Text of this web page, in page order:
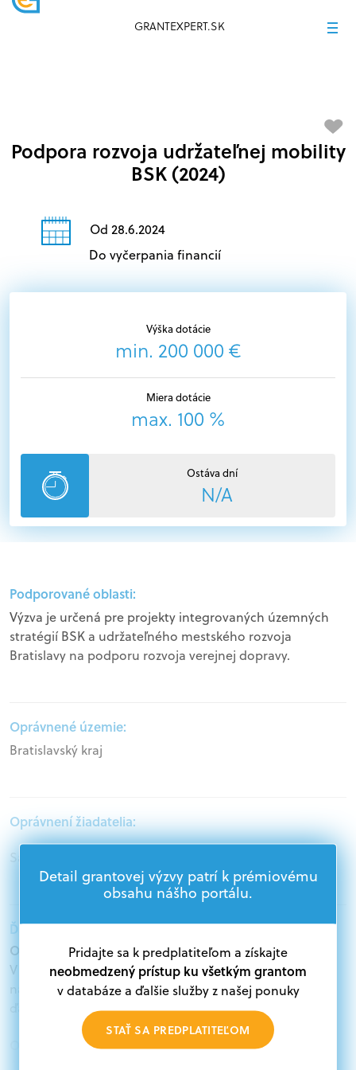
GRANTEXPERT.SK
Výška dotácie
min. 200 000 €
Miera dotácie
max. 100 %
Ostáva dní
N/A
Podpora rozvoja udržateľnej mobility
BSK (2024)
Od 28.6.2024
Do vyčerpania financií
Podporované oblasti:
Výzva je určená pre projekty integrovaných územných
stratégií BSK a udržateľného mestského rozvoja
Bratislavy na podporu rozvoja verejnej dopravy.
Oprávnené územie:
Bratislavský kraj
Oprávnení žiadatelia:
Samospráva
Ďalšie informácie:
Oprávnení žiadatelia:
V databáze grantov a dotácií na portáli Grantexpert.sk
nájdete aktuálne výzvy z eurofondov, plánu obnovy a
ďalších zdrojov.
Oprávnení partneri:
Detail grantovej výzvy patrí k prémiovému
obsahu nášho portálu.
Pridajte sa k predplatiteľom a získajte
neobmedzený prístup ku všetkým grantom
v databáze a ďalšie služby z našej ponuky
STAŤ SA PREDPLATITEĽOM